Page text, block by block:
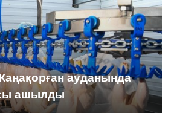
ауданында
ашылды